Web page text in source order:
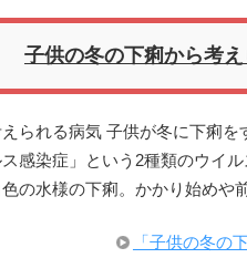
子供の冬の下痢から考
られる病気 子供が冬に下痢
感染症」という2種類のウイ
の水様の下痢。かかり始めや
「子供の冬の